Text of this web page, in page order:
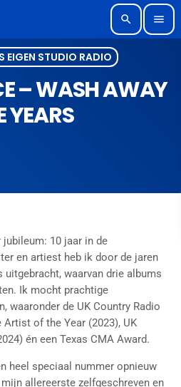
search menu
EIGEN STUDIO RADIO
– WASH AWAY
YEARS
10 jaar in de
en artiest heb ik door de jaren
uitgebracht, waarvan drie albums
Ik mocht prachtige
waaronder de UK Country Radio
Artist of the Year (2023), UK
én een Texas CMA Award.
heel speciaal nummer opnieuw
mijn allereerste zelfgeschreven en